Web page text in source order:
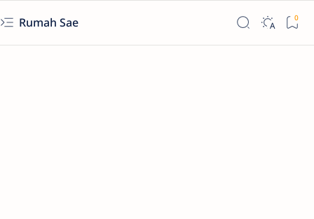
Rumah Sae